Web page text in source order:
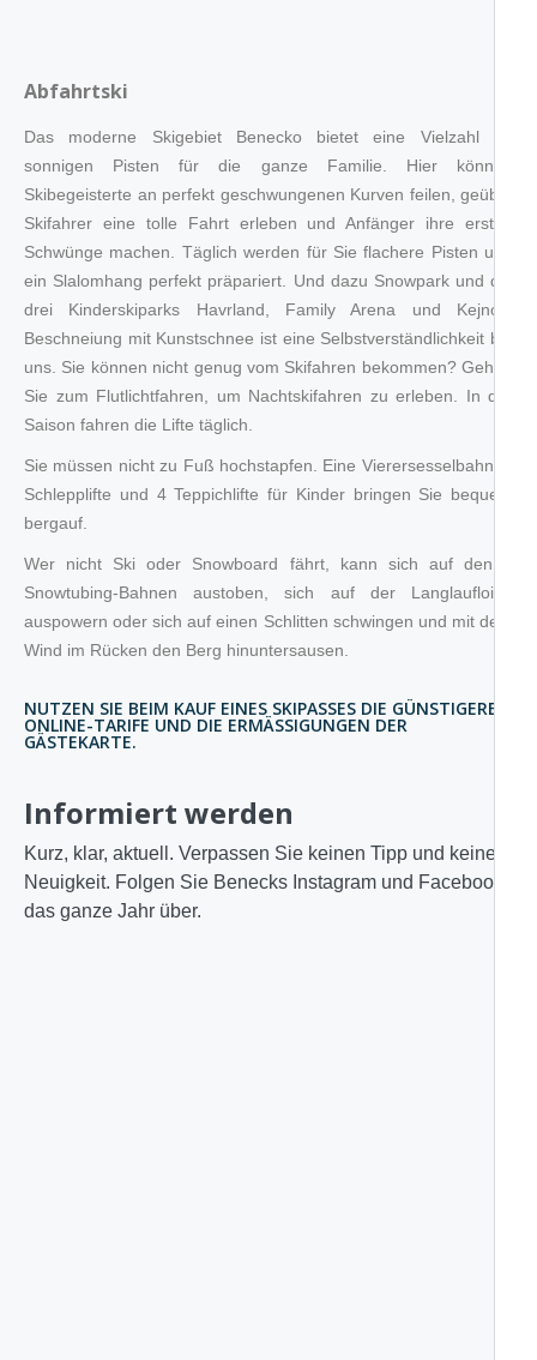
Abfahrtski
Das moderne Skigebiet Benecko bietet eine Vielzahl an
sonnigen Pisten für die ganze Familie. Hier können
Skibegeisterte an perfekt geschwungenen Kurven feilen, geübte
Skifahrer eine tolle Fahrt erleben und Anfänger ihre ersten
Schwünge machen. Täglich werden für Sie flachere Pisten und
ein Slalomhang perfekt präpariert. Und dazu Snowpark und die
drei Kinderskiparks Havrland, Family Arena und Kejnos.
Beschneiung mit Kunstschnee ist eine Selbstverständlichkeit bei
uns. Sie können nicht genug vom Skifahren bekommen? Gehen
Sie zum Flutlichtfahren, um Nachtskifahren zu erleben. In der
Saison fahren die Lifte täglich.
Sie müssen nicht zu Fuß hochstapfen. Eine Vierersesselbahn, 9
Schlepplifte und 4 Teppichlifte für Kinder bringen Sie bequem
bergauf.
Wer nicht Ski oder Snowboard fährt, kann sich auf den 3
Snowtubing-Bahnen austoben, sich auf der Langlaufloipe
auspowern oder sich auf einen Schlitten schwingen und mit dem
Wind im Rücken den Berg hinuntersausen.
NUTZEN SIE BEIM KAUF EINES SKIPASSES DIE GÜNSTIGEREN
ONLINE-TARIFE UND DIE ERMÄSSIGUNGEN DER
GÄSTEKARTE.
Informiert werden
Kurz, klar, aktuell. Verpassen Sie keinen Tipp und keine
Neuigkeit. Folgen Sie Benecks Instagram und Facebook
das ganze Jahr über.